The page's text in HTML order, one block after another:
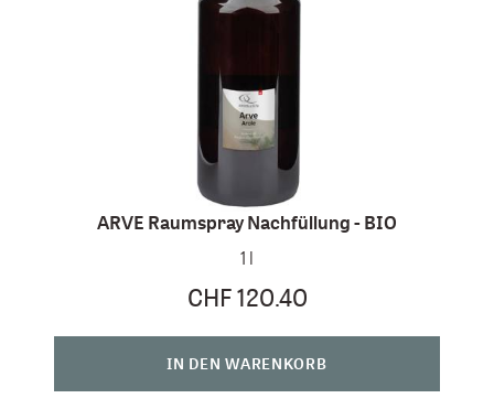
ARVE Raumspray Nachfüllung - BIO
1 l
CHF 120.40
IN DEN WARENKORB